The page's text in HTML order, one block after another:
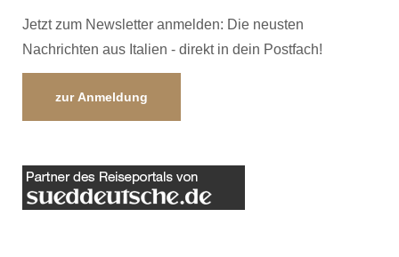
Jetzt zum Newsletter anmelden: Die neusten
Nachrichten aus Italien - direkt in dein Postfach!
zur Anmeldung